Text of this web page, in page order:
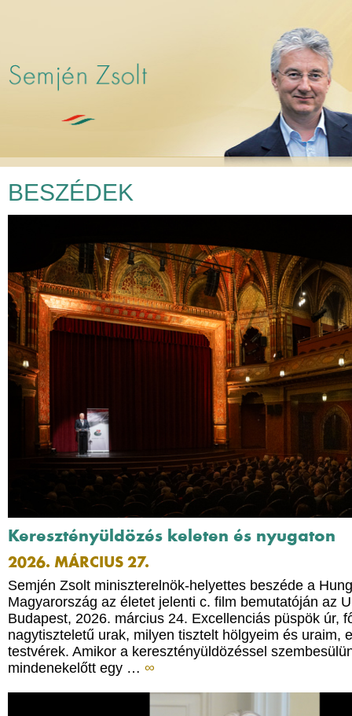
BESZÉDEK
Keresztényüldözés keleten és nyugaton
2026. MÁRCIUS 27.
Semjén Zsolt miniszterelnök-helyettes beszéde a
Magyarország az életet jelenti c. film bemutatóján az
Budapest, 2026. március 24. Excellenciás püspök úr,
nagytiszteletű urak, milyen tisztelt hölgyeim és uraim,
testvérek. Amikor a keresztényüldözéssel
mindenekelőtt egy … ∞